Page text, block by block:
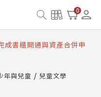
0
資產合併與書櫃開通申請
常見問題
成書櫃開通與資產合併申
產合併與書櫃開通申請
年與兒童
兒童文學